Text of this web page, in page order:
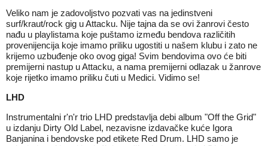
Veliko nam je zadovoljstvo pozvati vas na jedinstveni
surf/kraut/rock gig u Attacku. Nije tajna da se ovi žanrovi često
nađu u playlistama koje puštamo između bendova različitih
provenijencija koje imamo priliku ugostiti u našem klubu i zato ne
krijemo uzbuđenje oko ovog giga! Svim bendovima ovo će biti
premijerni nastup u Attacku, a nama premijerni odlazak u žanrove
koje rijetko imamo priliku čuti u Medici. Vidimo se!
LHD
Instrumentalni r'n'r trio LHD predstavlja debi album "Off the Grid"
u izdanju Dirty Old Label, nezavisne izdavačke kuće Igora
Banjanina i bendovske pod etikete Red Drum. LHD samo je